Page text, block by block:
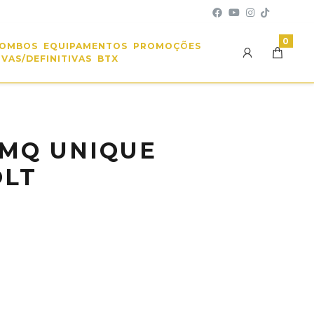
0
EQUIPAMENTOS
PROMOÇÕES
DEFINITIVAS
BTX
UNIQUE